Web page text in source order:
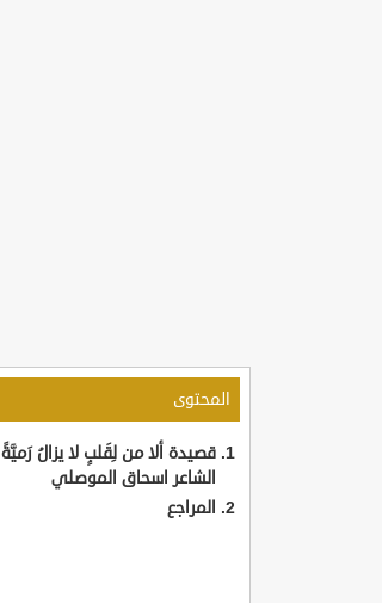
المحتوى
قصيدة ألا من لِقَلبٍ لا يزالُ رَميَّةً
الشاعر اسحاق الموصلي
المراجع